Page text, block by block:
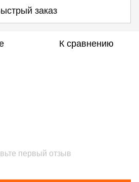
заказ
К сравнению
первый отзыв